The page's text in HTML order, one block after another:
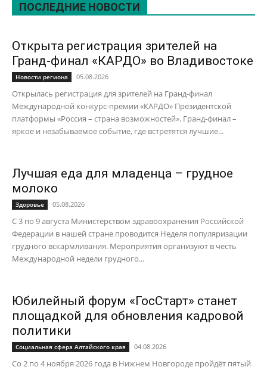
ПОСЛЕДНИЕ НОВОСТИ
Открыта регистрация зрителей на
Гранд-финал «КАРДО» во Владивостоке
Новости региона 05.08.2026
Открылась регистрация для зрителей на Гранд-финал
Международной конкурс-премии «КАРДО» Президентской
платформы «Россия – страна возможностей». Гранд-финал –
яркое и незабываемое событие, где встретятся лучшие...
Лучшая еда для младенца – грудное
молоко
Здоровье 05.08.2026
С 3 по 9 августа Министерством здравоохранения Российской
Федерации в нашей стране проводится Неделя популяризации
грудного вскармливания. Мероприятия организуют в честь
Международной недели грудного...
Юбилейный форум «ГосСтарт» станет
площадкой для обновления кадровой
политики
Социальная сфера Алтайского края 04.08.2026
Со 2 по 4 ноября 2026 года в Нижнем Новгороде пройдёт пятый